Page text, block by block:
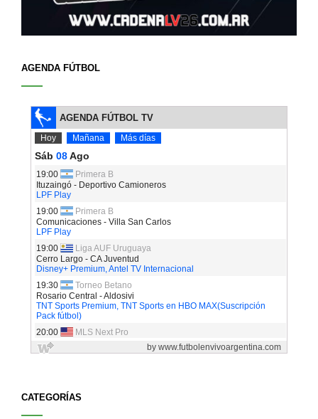
AGENDA FÚTBOL
CATEGORÍAS